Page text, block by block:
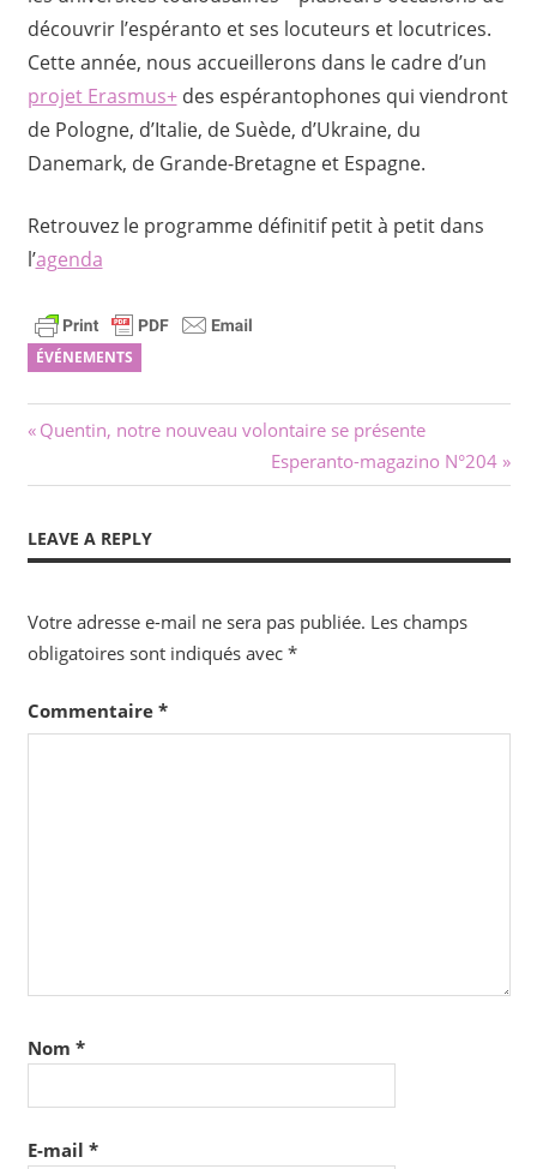
découvrir l’espéranto et ses locuteurs et locutrices.
Cette année, nous accueillerons dans le cadre d’un
projet Erasmus+des espérantophones qui viendront
de Pologne, d’Italie, de Suède, d’Ukraine, du
Danemark, de Grande-Bretagne et Espagne.
Retrouvez le programme définitif petit à petit dans
l’agenda
ÉVÉNEMENTS
Navigation
de
l’article
Previous
Quentin, notre nouveau volontaire se présente
Next
Post:
Esperanto-magazino N°204
LEAVE A REPLY
Votre adresse e-mail ne sera pas publiée. Les champs
obligatoires sont indiqués avec *
Commentaire *
Nom *
E-mail *